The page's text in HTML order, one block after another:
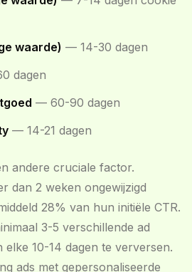
waarde) — 14-30 dagen
dagen
— 60-90 dagen
— 14-21 dagen
andere cruciale factor.
dan 2 weken ongewijzigd
28% van hun initiële CTR.
3-5 verschillende ad
elke 10-14 dagen te verversen.
ads met gepersonaliseerde